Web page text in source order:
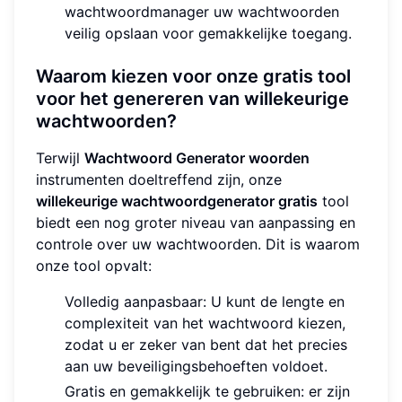
wachtwoordmanager uw wachtwoorden
veilig opslaan voor gemakkelijke toegang.
Waarom kiezen voor onze gratis tool
voor het genereren van willekeurige
wachtwoorden?
Terwijl Wachtwoord Generator woorden
instrumenten doeltreffend zijn, onze
willekeurige wachtwoordgenerator gratis tool
biedt een nog groter niveau van aanpassing en
controle over uw wachtwoorden. Dit is waarom
onze tool opvalt:
Volledig aanpasbaar: U kunt de lengte en
complexiteit van het wachtwoord kiezen,
zodat u er zeker van bent dat het precies
aan uw beveiligingsbehoeften voldoet.
Gratis en gemakkelijk te gebruiken: er zijn